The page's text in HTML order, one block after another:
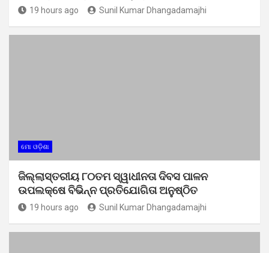
19 hours ago Sunil Kumar Dhangadamajhi
ମୋ ଓଡ଼ିଶା
ଜିଲ୍ଲାସ୍ତରୀୟ ୮୦ତମ ସ୍ୱାଧୀନତା ଦିବସ ପାଳନ
ଉପଲକ୍ଷେ ବିଭିନ୍ନ ପ୍ରତିଯୋଗିତା ଅନୁଷ୍ଠିତ
19 hours ago Sunil Kumar Dhangadamajhi